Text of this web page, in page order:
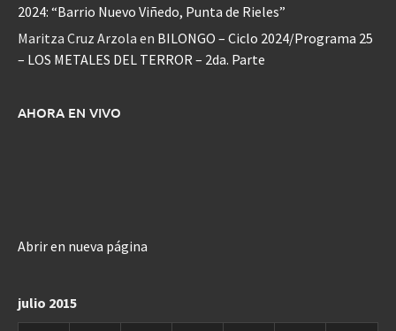
2024: “Barrio Nuevo Viñedo, Punta de Rieles”
Maritza Cruz Arzola en BILONGO – Ciclo 2024/Programa 25
– LOS METALES DEL TERROR – 2da. Parte
AHORA EN VIVO
Abrir en nueva página
julio 2015